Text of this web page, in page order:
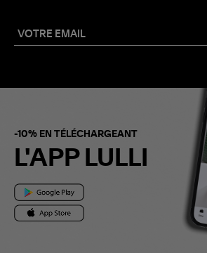
-10% EN TÉLÉCHARGEANT
L'APP LULLI